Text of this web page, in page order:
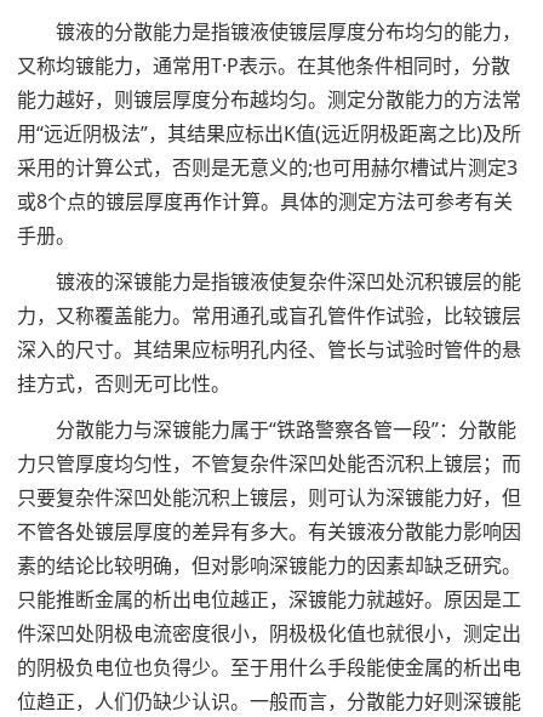
镀液的分散能力是指镀液使镀层厚度分布均匀的能力，
又称均镀能力，通常用T·P表示。在其他条件相同时，分散
能力越好，则镀层厚度分布越均匀。测定分散能力的方法常
用“远近阴极法”，其结果应标出K值(远近阴极距离之比)及所
采用的计算公式，否则是无意义的;也可用赫尔槽试片测定3
或8个点的镀层厚度再作计算。具体的测定方法可参考有关
手册。
镀液的深镀能力是指镀液使复杂件深凹处沉积镀层的能
力，又称覆盖能力。常用通孔或盲孔管件作试验，比较镀层
深入的尺寸。其结果应标明孔内径、管长与试验时管件的悬
挂方式，否则无可比性。
分散能力与深镀能力属于“铁路警察各管一段”：分散能
力只管厚度均匀性，不管复杂件深凹处能否沉积上镀层；而
只要复杂件深凹处能沉积上镀层，则可认为深镀能力好，但
不管各处镀层厚度的差异有多大。有关镀液分散能力影响因
素的结论比较明确，但对影响深镀能力的因素却缺乏研究。
只能推断金属的析出电位越正，深镀能力就越好。原因是工
件深凹处阴极电流密度很小，阴极极化值也就很小，测定出
的阴极负电位也负得少。至于用什么手段能使金属的析出电
位趋正，人们仍缺少认识。一般而言，分散能力好则深镀能